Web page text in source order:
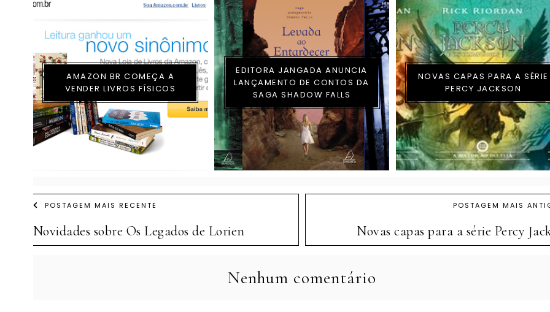
AMAZON BR COMEÇA A
VENDER LIVROS FÍSICOS
EDITORA JANGADA ANUNCIA
LANÇAMENTO DE CONTOS DA
SAGA SHADOW FALLS
NOVAS CAPAS PARA A SÉRIE
PERCY JACKSON
POSTAGEM MAIS RECENTE
Novidades sobre Os Legados de Lorien
POSTAGEM MAIS
Novas capas para a série Percy
Nenhum comentário